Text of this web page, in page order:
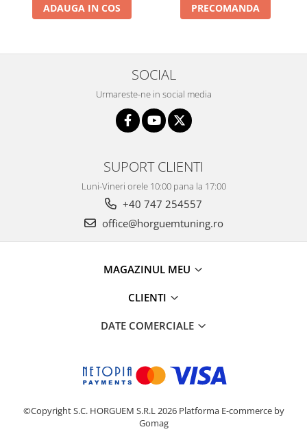
ADAUGA IN COS PRECOMANDA
SOCIAL
Urmareste-ne in social media
SUPORT CLIENTI
Luni-Vineri orele 10:00 pana la 17:00
+40 747 254557
office@horguemtuning.ro
MAGAZINUL MEU
CLIENTI
DATE COMERCIALE
©Copyright S.C. HORGUEM S.R.L 2026 Platforma E-commerce by
Gomag